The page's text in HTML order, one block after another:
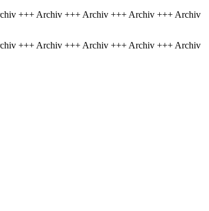
+++ Archiv +++ Archiv +++ Archiv +++ Archiv
+++ Archiv +++ Archiv +++ Archiv +++ Archiv